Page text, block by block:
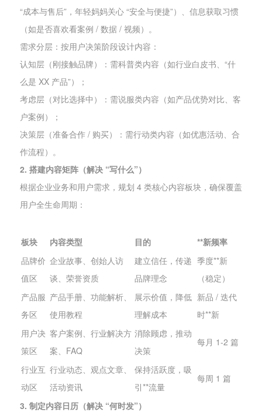
“成本与售后”，年轻妈妈关心 “安全与便捷”）、信息获取习惯
（如是否喜欢看案例 / 数据 / 视频）。
需求分层：按用户决策阶段设计内容：
认知层（刚接触品牌）：需科普类内容（如行业白皮书、“什
么是 XX 产品”）；
考虑层（对比选择中）：需说服类内容（如产品优势对比、客
户案例）；
决策层（准备合作 / 购买）：需行动类内容（如优惠活动、合
作流程）。
2. 搭建内容矩阵（解决 “写什么”）
根据企业业务和用户需求，规划 4 类核心内容板块，确保覆盖
用户全生命周期：
板块 内容类型 目的
**新频率
品牌价
值区
企业故事、创始人访
谈、荣誉资质
建立信任，传递
品牌理念
季度**新
（稳定）
产品服
务区
产品手册、功能解析、
使用教程
展示价值，降低
理解成本
新品 / 迭代
时**新
用户决
策区
客户案例、行业解决方
案、FAQ
消除顾虑，推动
决策
每月 1-2 篇
行业互
动区
行业动态、观点文章、
活动资讯
保持活跃度，吸
引**流量
每周 1 篇
3. 制定内容日历（解决 “何时发”）